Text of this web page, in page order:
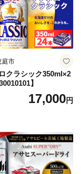
庭市
クラシック350ml×2
】
17,000円